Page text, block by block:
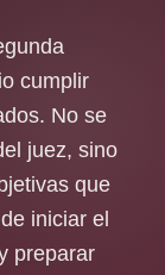
cumplir
No se
juez, sino
que
iniciar el
preparar